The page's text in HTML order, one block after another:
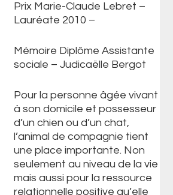
Prix Marie-Claude Lebret –
Lauréate 2010 –
Mémoire Diplôme Assistante
sociale – Judicaëlle Bergot
Pour la personne âgée vivant
à son domicile et possesseur
d’un chien ou d’un chat,
l’animal de compagnie tient
une place importante. Non
seulement au niveau de la vie
mais aussi pour la ressource
relationnelle positive qu’elle